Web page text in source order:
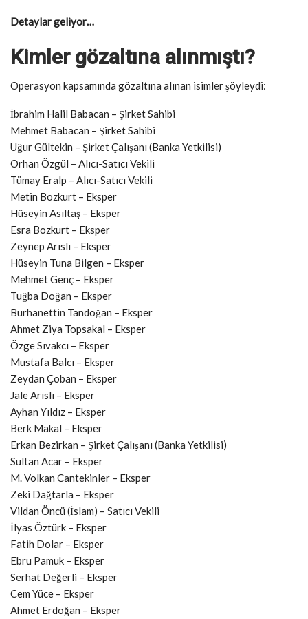
Detaylar geliyor…
Kimler gözaltına alınmıştı?
Operasyon kapsamında gözaltına alınan isimler şöyleydi:
İbrahim Halil Babacan – Şirket Sahibi
Mehmet Babacan – Şirket Sahibi
Uğur Gültekin – Şirket Çalışanı (Banka Yetkilisi)
Orhan Özgül – Alıcı-Satıcı Vekili
Tümay Eralp – Alıcı-Satıcı Vekili
Metin Bozkurt – Eksper
Hüseyin Asıltaş – Eksper
Esra Bozkurt – Eksper
Zeynep Arıslı – Eksper
Hüseyin Tuna Bilgen – Eksper
Mehmet Genç – Eksper
Tuğba Doğan – Eksper
Burhanettin Tandoğan – Eksper
Ahmet Ziya Topsakal – Eksper
Özge Sıvakcı – Eksper
Mustafa Balcı – Eksper
Zeydan Çoban – Eksper
Jale Arıslı – Eksper
Ayhan Yıldız – Eksper
Berk Makal – Eksper
Erkan Bezirkan – Şirket Çalışanı (Banka Yetkilisi)
Sultan Acar – Eksper
M. Volkan Cantekinler – Eksper
Zeki Dağtarla – Eksper
Vildan Öncü (İslam) – Satıcı Vekili
İlyas Öztürk – Eksper
Fatih Dolar – Eksper
Ebru Pamuk – Eksper
Serhat Değerli – Eksper
Cem Yüce – Eksper
Ahmet Erdoğan – Eksper